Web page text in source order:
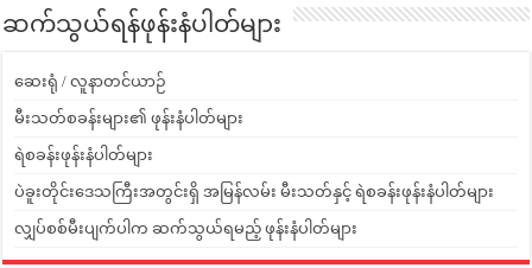
ဆက်သွယ်ရန်ဖုန်းနံပါတ်များ
ဆေးရုံ / လူနာတင်ယာဉ်
မီးသတ်စခန်းများ၏ ဖုန်းနံပါတ်များ
ရဲစခန်းဖုန်းနံပါတ်များ
ပဲခူးတိုင်းဒေသကြီးအတွင်းရှိ အမြန်လမ်း မီးသတ်နှင့် ရဲစခန်းဖုန်းနံပါတ်များ
လျှပ်စစ်မီးပျက်ပါက ဆက်သွယ်ရမည့် ဖုန်းနံပါတ်များ